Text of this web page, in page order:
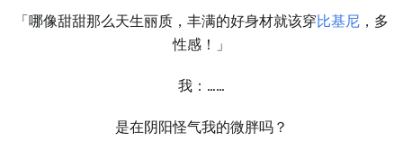
「哪像甜甜那么天生丽质，丰满的好身材就该穿比基尼 ，多
性感！」
我：……
是在阴阳怪气我的微胖吗？